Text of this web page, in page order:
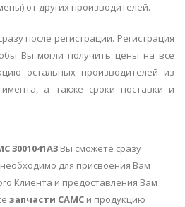
от других производителей.
после регистрации. Регистрация
Вы могли получить цены на все
остальных производителей из
а также сроки поставки и
3001041A3 Вы сможете сразу
для присвоения Вам
Клиента и предоставления Вам
запчасти CAMC и продукцию